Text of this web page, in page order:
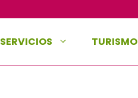
SERVICIOS TURISMO